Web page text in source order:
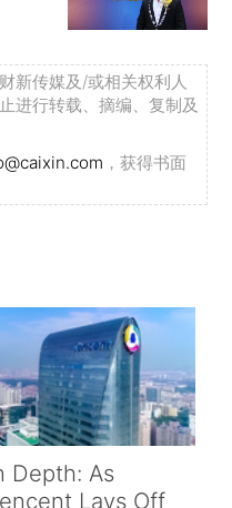
新传媒及/或相关权利人
进行转载、摘编、复制及
，获得书面
Depth: As
Lays Off